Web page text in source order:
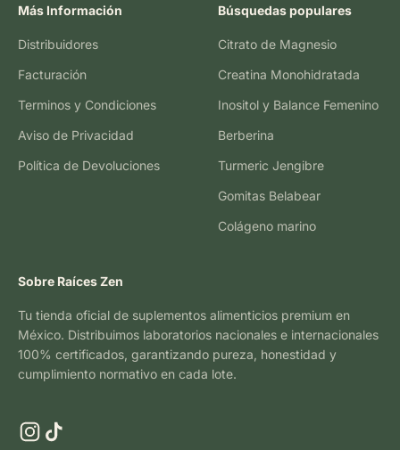
Más Información
Distribuidores
Facturación
Terminos y Condiciones
Aviso de Privacidad
Política de Devoluciones
Búsquedas populares
Citrato de Magnesio
Creatina Monohidratada
Inositol y Balance Femenino
Berberina
Turmeric Jengibre
Gomitas Belabear
Colágeno marino
Sobre Raíces Zen
Tu tienda oficial de suplementos alimenticios premium en
México. Distribuimos laboratorios nacionales e internacionales
100% certificados, garantizando pureza, honestidad y
cumplimiento normativo en cada lote.